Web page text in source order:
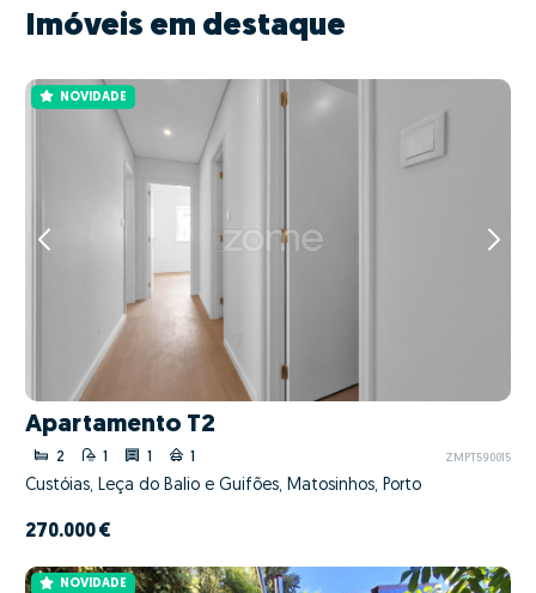
Imóveis em destaque
NOVIDADE
Apartamento T2
2 1 1 1 ZMPT590015
Custóias, Leça do Balio e Guifões, Matosinhos, Porto
270.000 €
NOVIDADE